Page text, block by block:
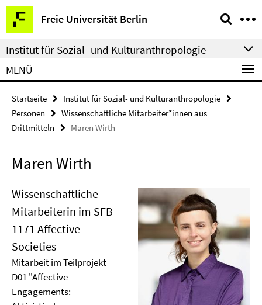
Springe
direkt
zu
Inhalt
Freie Universität Berlin
Service-
Navigation
Institut für Sozial- und Kulturanthropologie
MENÜ
Startseite
Institut für Sozial- und Kulturanthropologie
Personen
Wissenschaftliche Mitarbeiter*innen aus
Drittmitteln
Maren Wirth
Maren Wirth
Wissenschaftliche
Mitarbeiterin im SFB
1171 Affective
Societies
Mitarbeit im Teilprojekt
D01 "Affective
Engagements: